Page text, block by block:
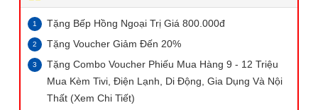
Tặng Bếp Hồng Ngoại Trị Giá 800.000đ
Tặng Voucher Giảm Đến 20%
Tặng Combo Voucher Phiếu Mua Hàng 9 - 12 Triệu
Mua Kèm Tivi, Điện Lạnh, Di Động, Gia Dụng Và Nội
Thất (Xem Chi Tiết)